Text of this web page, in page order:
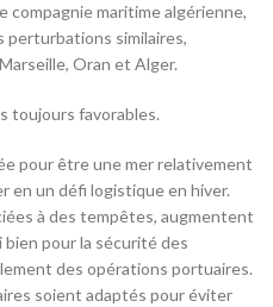
compagnie maritime algérienne,
perturbations similaires,
Oran et Alger.
toujours favorables.
pour être une mer relativement
en un défi logistique en hiver.
à des tempêtes, augmentent
bien pour la sécurité des
des opérations portuaires.
soient adaptés pour éviter